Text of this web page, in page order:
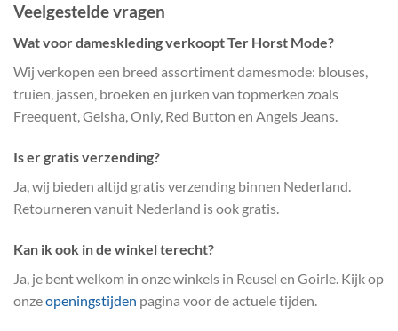
Veelgestelde vragen
Wat voor dameskleding verkoopt Ter Horst Mode?
Wij verkopen een breed assortiment damesmode: blouses,
truien, jassen, broeken en jurken van topmerken zoals
Freequent, Geisha, Only, Red Button en Angels Jeans.
Is er gratis verzending?
Ja, wij bieden altijd gratis verzending binnen Nederland.
Retourneren vanuit Nederland is ook gratis.
Kan ik ook in de winkel terecht?
Ja, je bent welkom in onze winkels in Reusel en Goirle. Kijk op
onzeopeningstijden pagina voor de actuele tijden.